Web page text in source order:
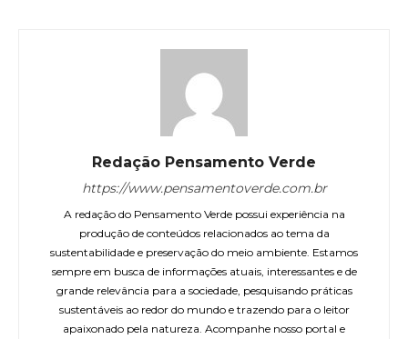
Redação Pensamento Verde
https://www.pensamentoverde.com.br
A redação do Pensamento Verde possui experiência na
produção de conteúdos relacionados ao tema da
sustentabilidade e preservação do meio ambiente. Estamos
sempre em busca de informações atuais, interessantes e de
grande relevância para a sociedade, pesquisando práticas
sustentáveis ao redor do mundo e trazendo para o leitor
apaixonado pela natureza. Acompanhe nosso portal e